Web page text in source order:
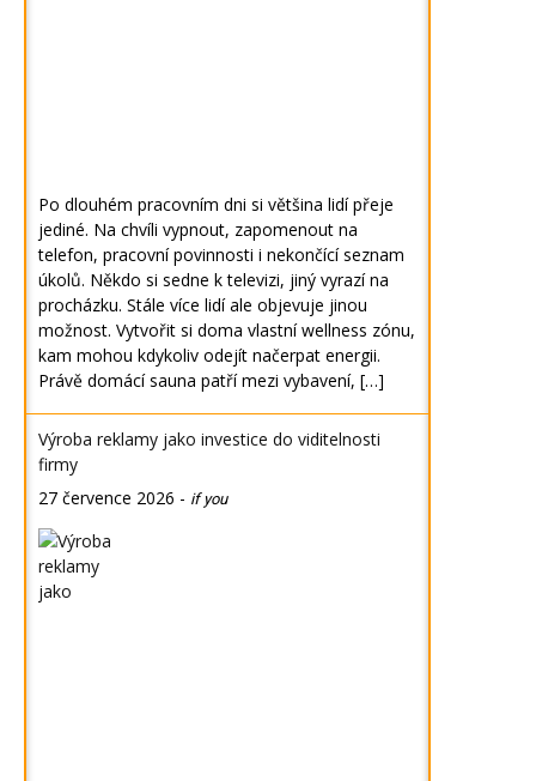
Po dlouhém pracovním dni si většina lidí přeje
jediné. Na chvíli vypnout, zapomenout na
telefon, pracovní povinnosti i nekončící seznam
úkolů. Někdo si sedne k televizi, jiný vyrazí na
procházku. Stále více lidí ale objevuje jinou
možnost. Vytvořit si doma vlastní wellness zónu,
kam mohou kdykoliv odejít načerpat energii.
Právě domácí sauna patří mezi vybavení, […]
Výroba reklamy jako investice do viditelnosti
firmy
27 července 2026 - if you